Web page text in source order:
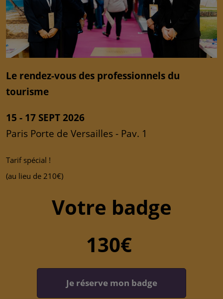
Le rendez-vous des professionnels du
tourisme
15 - 17 SEPT 2026
Paris Porte de Versailles - Pav. 1
Tarif spécial !
(au lieu de 210€)
Votre badge
130€
Je réserve mon badge